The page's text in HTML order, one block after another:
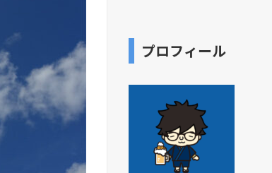
プロフィール